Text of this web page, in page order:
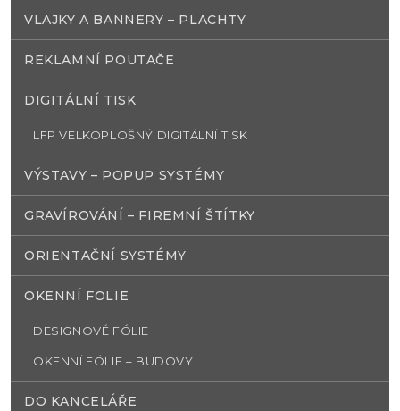
VLAJKY A BANNERY – PLACHTY
REKLAMNÍ POUTAČE
DIGITÁLNÍ TISK
LFP VELKOPLOŠNÝ DIGITÁLNÍ TISK
VÝSTAVY – POPUP SYSTÉMY
GRAVÍROVÁNÍ – FIREMNÍ ŠTÍTKY
ORIENTAČNÍ SYSTÉMY
OKENNÍ FOLIE
DESIGNOVÉ FÓLIE
OKENNÍ FÓLIE – BUDOVY
DO KANCELÁŘE